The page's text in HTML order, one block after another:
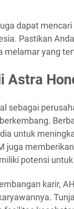
dapat
Pastikan
melamar yang
Astra
sebagai
untuk
juga
potensi
karir,